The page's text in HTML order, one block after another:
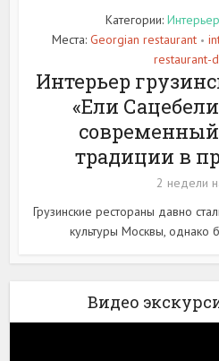
Категории:
Места: Georgian restaurant •
restaurant-
Интерьер
«Ели
традиции в
2 недели
Грузинские рестораны давно
культуры Москвы, однако
Видео